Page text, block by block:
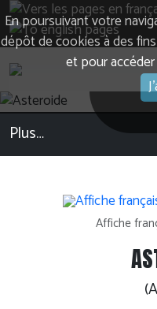
En poursuivant votre
dépôt de cookies à des
et pour
Plus…
Affiche